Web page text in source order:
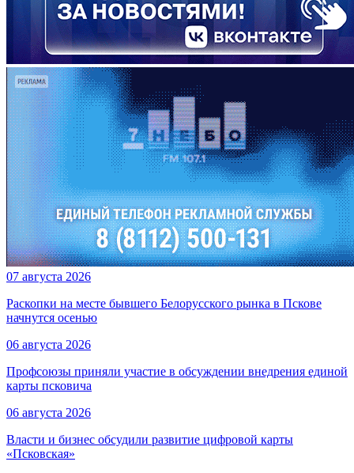
07 августа 2026
Раскопки на месте бывшего Белорусского рынка в Пскове
начнутся осенью
06 августа 2026
Профсоюзы приняли участие в обсуждении внедрения единой
карты псковича
06 августа 2026
Власти и бизнес обсудили развитие цифровой карты
«Псковская»